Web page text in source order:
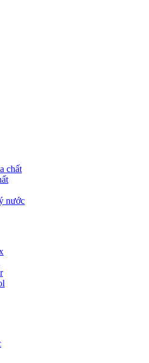
chất
nước